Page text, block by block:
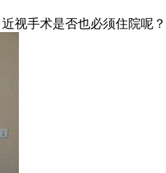
视手术是否也必须住院呢？